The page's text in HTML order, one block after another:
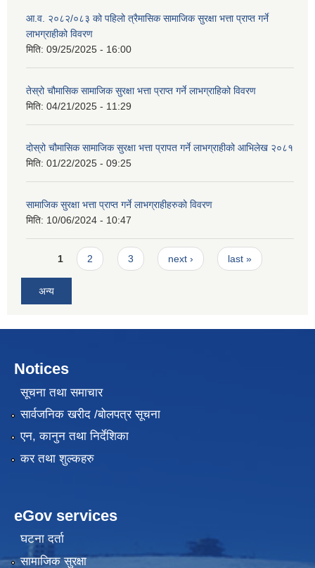
आ.व. २०८२/०८३ को पहिलो त्रैमासिक सामाजिक सुरक्षा भत्ता प्राप्त गर्ने
लाभग्राहीको विवरण
मिति: 09/25/2025 - 16:00
तेस्रो चौमासिक सामाजिक सुरक्षा भत्ता प्राप्त गर्ने लाभग्राहिको विवरण
मिति: 04/21/2025 - 11:29
दोस्रो चौमासिक सामाजिक सुरक्षा भत्ता प्रापत गर्ने लाभग्राहीको आभिलेख २०८१
मिति: 01/22/2025 - 09:25
सामाजिक सुरक्षा भत्ता प्राप्त गर्ने लाभग्राहीहरुको विवरण
मिति: 10/06/2024 - 10:47
Pages
1 2 3 next › last »
अन्य
Notices
सूचना तथा समाचार
सार्वजनिक खरीद /बोलपत्र सूचना
एन, कानुन तथा निर्देशिका
कर तथा शुल्कहरु
eGov services
घटना दर्ता
सामाजिक सुरक्षा